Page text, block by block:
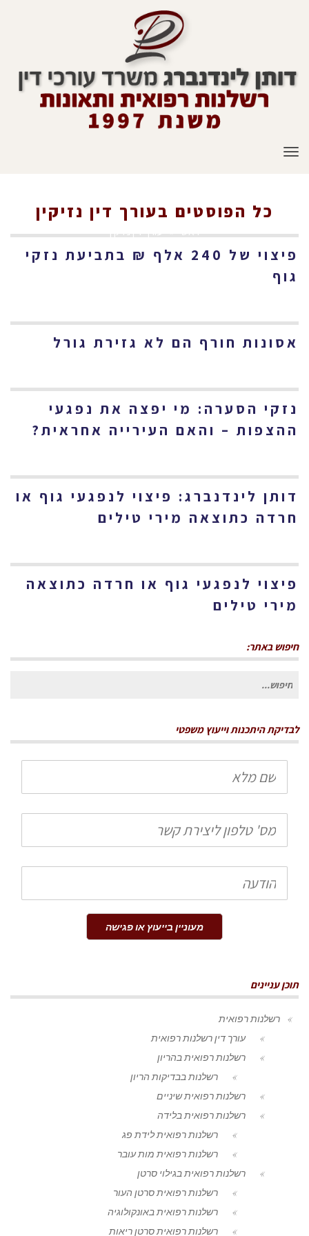
תפריט
ראשי » עורך דין נזיקין
כל הפוסטים בעורך דין נזיקין
פיצוי של 240 אלף ₪ בתביעת נזקי
גוף
אסונות חורף הם לא גזירת גורל
נזקי הסערה: מי יפצה את נפגעי
ההצפות – והאם העירייה אחראית?
דותן לינדנברג: פיצוי לנפגעי גוף או
חרדה כתוצאה מירי טילים
פיצוי לנפגעי גוף או חרדה כתוצאה
מירי טילים
חיפוש באתר:
חיפוש
לבדיקת היתכנות וייעוץ משפטי
שם
מלא
טלפון
הודעה
מעוניין בייעוץ או פגישה
תוכן עניינים
רשלנות רפואית
עורך דין רשלנות רפואית
רשלנות רפואית בהריון
רשלנות בבדיקות הריון
רשלנות רפואית שיניים
רשלנות רפואית בלידה
רשלנות רפואית לידת פג
רשלנות רפואית מות עובר
רשלנות רפואית בגילוי סרטן
רשלנות רפואית סרטן העור
רשלנות רפואית באונקולוגיה
רשלנות רפואית סרטן ריאות